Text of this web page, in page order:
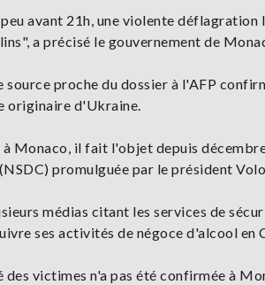
avant 21h, une violente déflagration
a précisé le gouvernement de
source proche du dossier à l'AFP
originaire d'Ukraine.
à Monaco, il fait l'objet depuis
promulguée par le président
médias citant les services de
ses activités de négoce d'alcool en
des victimes n'a pas été confirmée à